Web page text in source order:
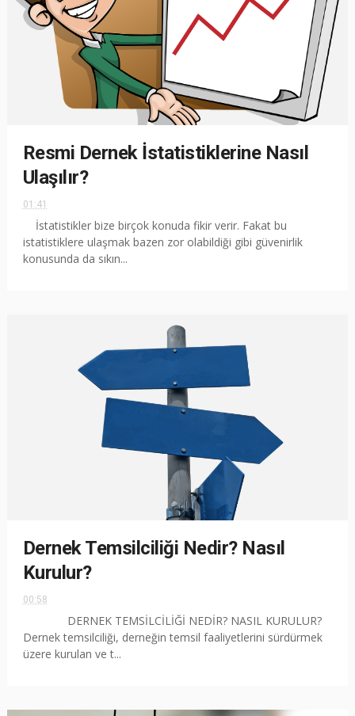
Resmi Dernek İstatistiklerine Nasıl
Ulaşılır?
01:41
İstatistikler bize birçok konuda fikir verir. Fakat bu
istatistiklere ulaşmak bazen zor olabildiği gibi güvenirlik
konusunda da sıkın...
Dernek Temsilciliği Nedir? Nasıl
Kurulur?
00:58
DERNEK TEMSİLCİLİĞİ NEDİR? NASIL KURULUR?
Dernek temsilciliği, derneğin temsil faaliyetlerini sürdürmek
üzere kurulan ve t...